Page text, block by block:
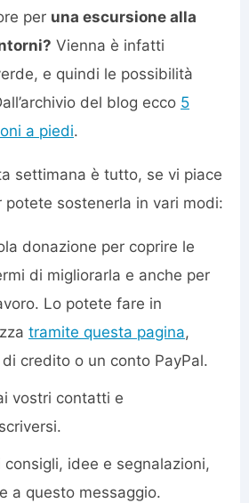
per una escursione alla
Vienna è infatti
e quindi le possibilità
del blog ecco 5
a piedi.
settimana è tutto, se vi piace
sostenerla in vari modi:
donazione per coprire le
di migliorarla e anche per
Lo potete fare in
tramite questa pagina,
credito o un conto PayPal.
vostri contatti e
idee e segnalazioni,
a questo messaggio.